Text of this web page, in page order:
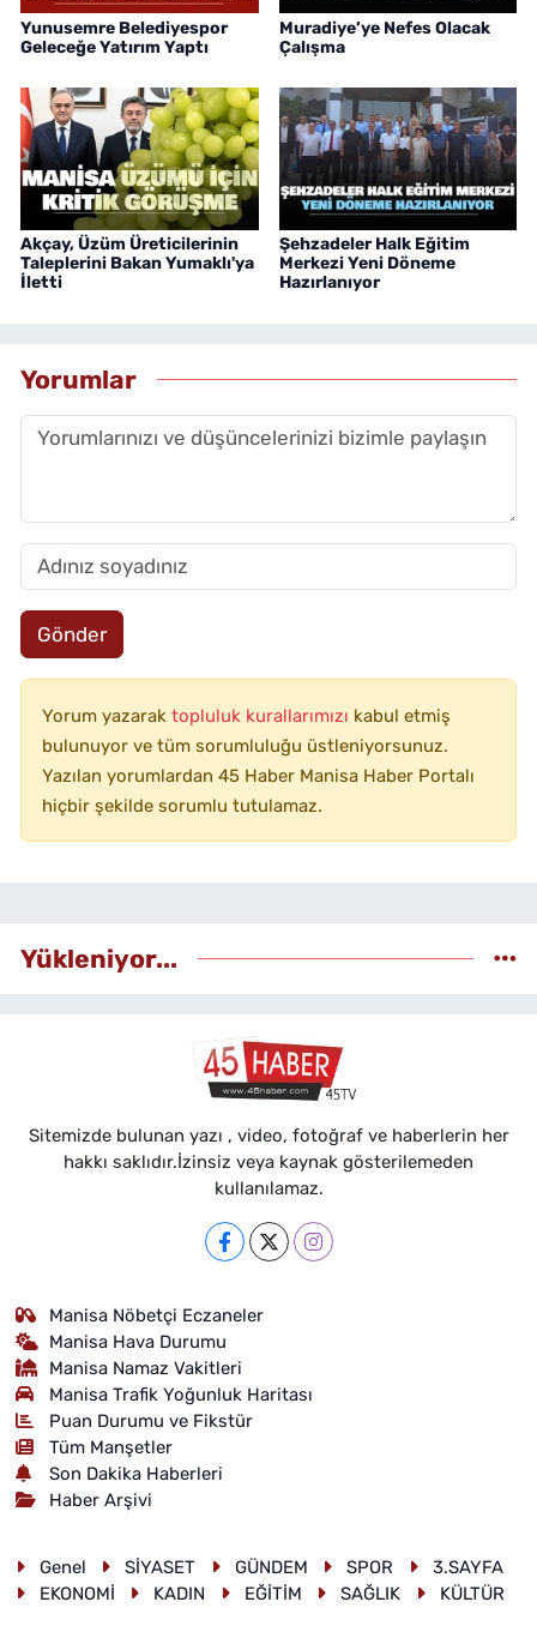
Yunusemre Belediyespor
Geleceğe Yatırım Yaptı
Muradiye’ye Nefes Olacak
Çalışma
Akçay, Üzüm Üreticilerinin
Taleplerini Bakan Yumaklı'ya
İletti
Şehzadeler Halk Eğitim
Merkezi Yeni Döneme
Hazırlanıyor
Yorumlar
Gönder
Yorum yazarak topluluk kurallarımızı kabul etmiş
bulunuyor ve tüm sorumluluğu üstleniyorsunuz.
Yazılan yorumlardan 45 Haber Manisa Haber Portalı
hiçbir şekilde sorumlu tutulamaz.
Yükleniyor...
Sitemizde bulunan yazı , video, fotoğraf ve haberlerin her
hakkı saklıdır.İzinsiz veya kaynak gösterilemeden
kullanılamaz.
Manisa Nöbetçi Eczaneler
Manisa Hava Durumu
Manisa Namaz Vakitleri
Manisa Trafik Yoğunluk Haritası
Puan Durumu ve Fikstür
Tüm Manşetler
Son Dakika Haberleri
Haber Arşivi
Genel SİYASET GÜNDEM SPOR
3.SAYFA
EKONOMİ
KADIN EĞİTİM SAĞLIK KÜLTÜR